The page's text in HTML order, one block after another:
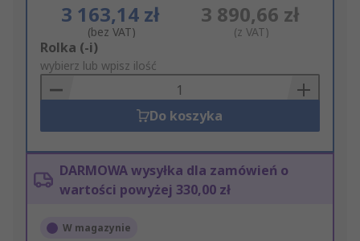
3 163,14 zł
(bez VAT)
3 890,66 zł
(z VAT)
Add
to
Basket
Rolka (-i)
wybierz lub wpisz ilość
Do koszyka
DARMOWA wysyłka dla zamówień o
wartości powyżej 330,00 zł
W magazynie